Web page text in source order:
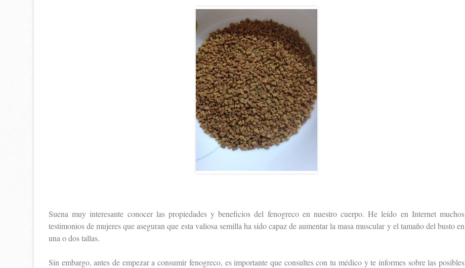
Suena muy interesante conocer las propiedades y beneficios del fenogreco en nuestro cuerpo. He leído en Internet muchos
testimonios de mujeres que aseguran que esta valiosa semilla ha sido capaz de aumentar la masa muscular y el tamaño del busto en
una o dos tallas.
Sin embargo, antes de empezar a consumir fenogreco, es importante que consultes con tu médico y te informes sobre las posibles